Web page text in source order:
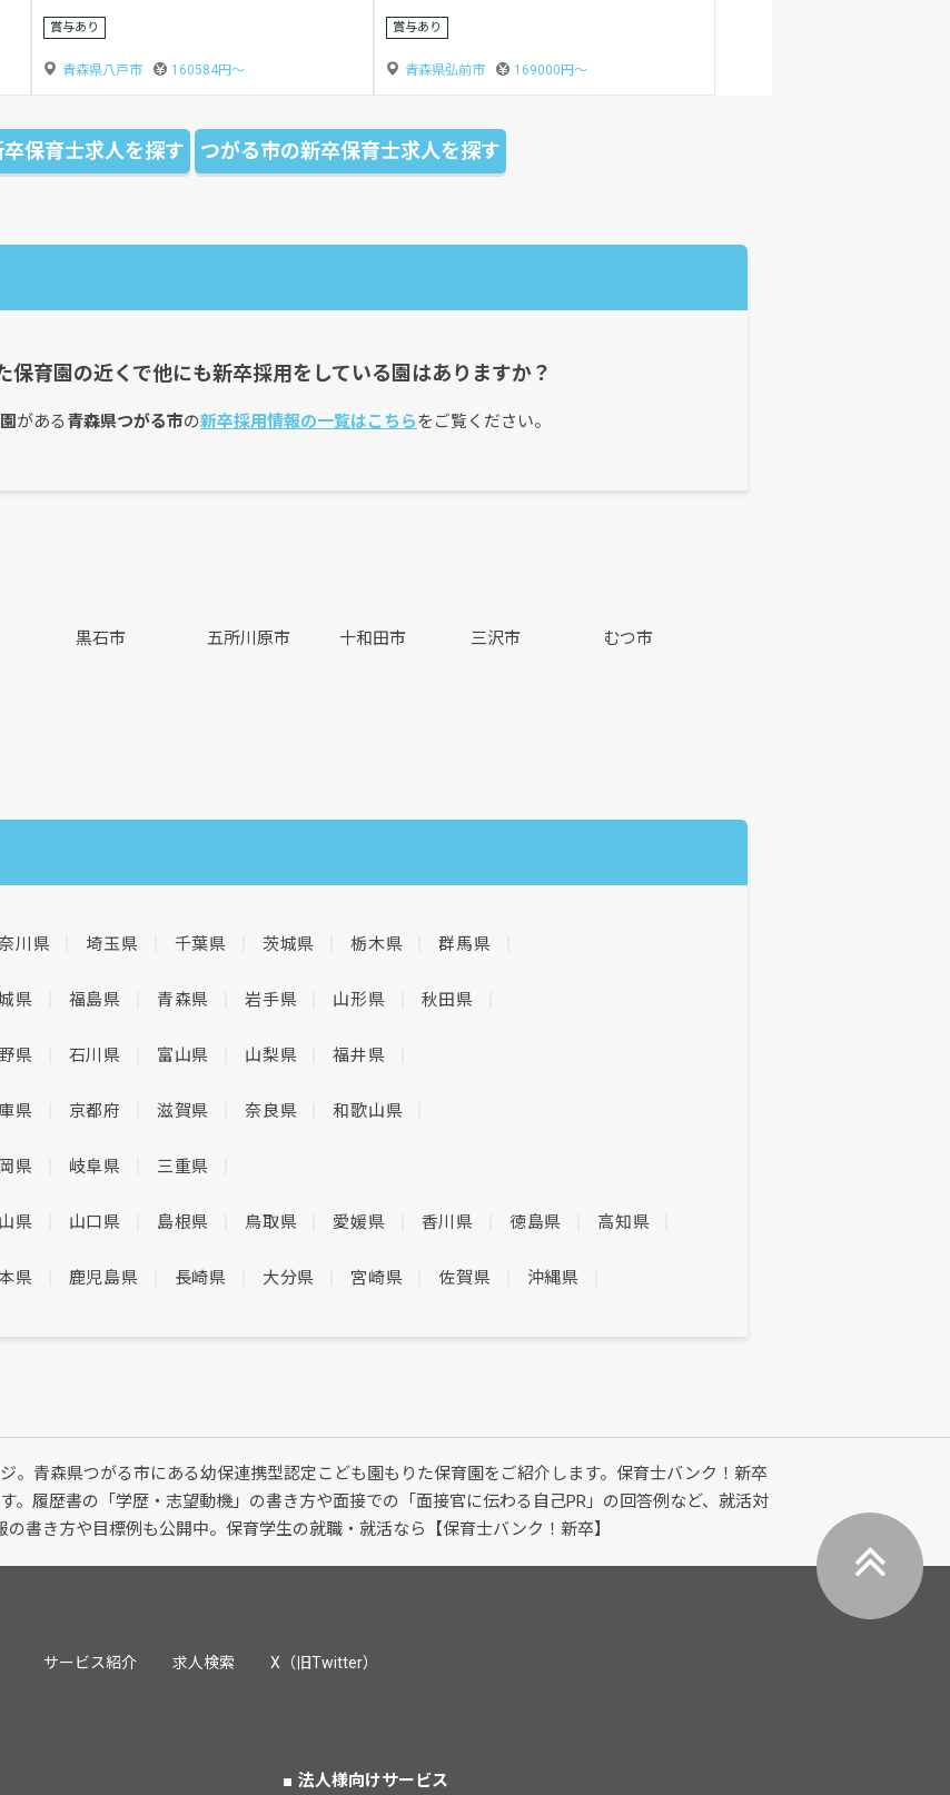
賞与あり
青森県八戸市 189400円〜
青森県八戸市
保育士求人を探す つがる市の新卒保育士求人を探す
保育園の近くで他にも新卒採用をしている園はありますか？
がある 青森県つがる市の新卒採用情報の一覧はこちらをご覧ください。
黒石市 五所川原市 十和田市 三沢市 むつ市
川県 埼玉県 千葉県 茨城県 栃木県 群馬県
県 福島県 青森県 岩手県 山形県 秋田県
県 石川県 富山県 山梨県 福井県
県 京都府 滋賀県 奈良県 和歌山県
県 岐阜県 三重県
県 山口県 島根県 鳥取県 愛媛県 香川県 徳島県 高知県
県 鹿児島県 長崎県 大分県 宮崎県 佐賀県 沖縄県
。青森県つがる市にある幼保連携型認定こども園もりた保育園をご紹介します。保育士バンク！新卒
。履歴書の「学歴・志望動機」の書き方や面接での「面接官に伝わる自己PR」の回答例など、就活対
書き方や目標例も公開中。保育学生の就職・就活なら【保育士バンク！新卒】
サービス紹介 求人検索 X（旧Twitter）
法人様向けサービス